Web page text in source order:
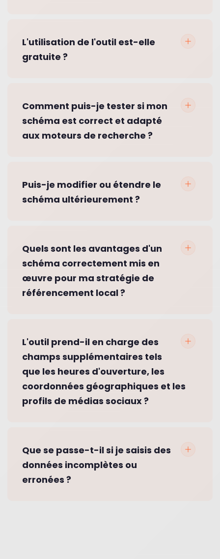
L'utilisation de l'outil est-elle
gratuite ?
Comment puis-je tester si mon
schéma est correct et adapté
aux moteurs de recherche ?
Puis-je modifier ou étendre le
schéma ultérieurement ?
Quels sont les avantages d'un
schéma correctement mis en
œuvre pour ma stratégie de
référencement local ?
L'outil prend-il en charge des
champs supplémentaires tels
que les heures d'ouverture, les
coordonnées géographiques et les
profils de médias sociaux ?
Que se passe-t-il si je saisis des
données incomplètes ou
erronées ?